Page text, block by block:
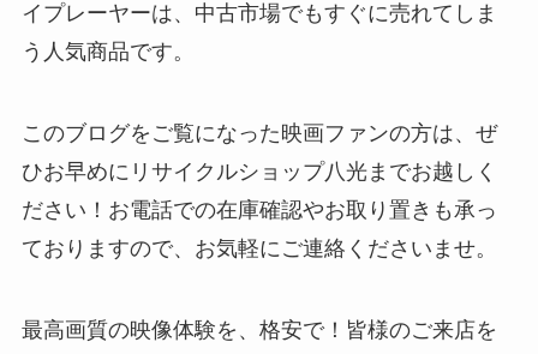
イプレーヤーは、中古市場でもすぐに売れてしま
う人気商品です。
このブログをご覧になった映画ファンの方は、ぜ
ひお早めにリサイクルショップ八光までお越しく
ださい！お電話での在庫確認やお取り置きも承っ
ておりますので、お気軽にご連絡くださいませ。
最高画質の映像体験を、格安で！皆様のご来店を